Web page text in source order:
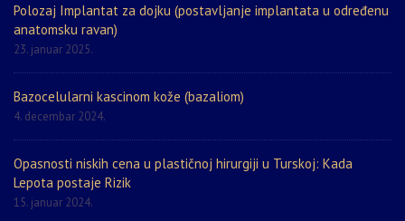
Polozaj Implantat za dojku (postavljanje implantata u određenu
anatomsku ravan)
23. januar 2025.
Bazocelularni kascinom kože (bazaliom)
4. decembar 2024.
Opasnosti niskih cena u plastičnoj hirurgiji u Turskoj: Kada
Lepota postaje Rizik
15. januar 2024.